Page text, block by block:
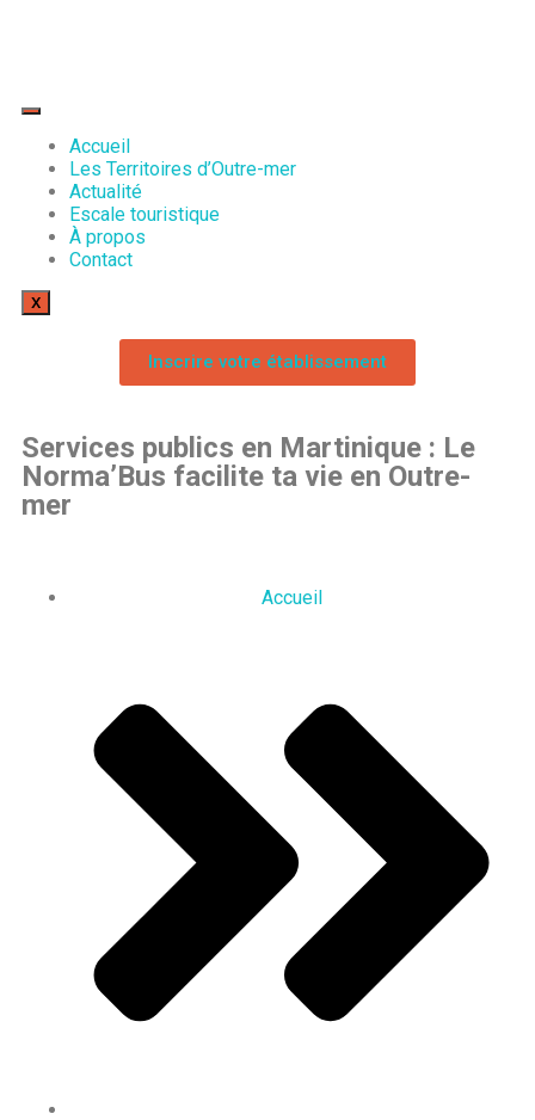
Accueil
Les Territoires d’Outre-mer
Actualité
Escale touristique
À propos
Contact
X
Inscrire votre établissement
Services publics en Martinique : Le
Norma’Bus facilite ta vie en Outre-
mer
Accueil